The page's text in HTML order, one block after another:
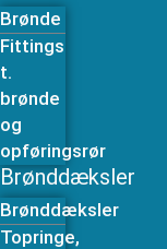
Brønde
Fittings
t.
brønde
og
opføringsrør
Brønddæksler
Brønddæksler
Topringe,